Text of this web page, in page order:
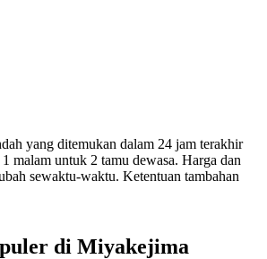
yang ditemukan dalam 24 jam terakhir
malam untuk 2 tamu dewasa. Harga dan
sewaktu-waktu. Ketentuan tambahan
di Miyakejima